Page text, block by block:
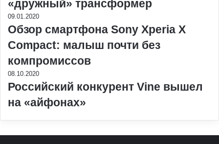
«дружный» трансформер
09.01.2020
Обзор смартфона Sony Xperia X
Compact: малыш почти без
компромиссов
08.10.2020
Российский конкурент Vine вышел
на «айфонах»